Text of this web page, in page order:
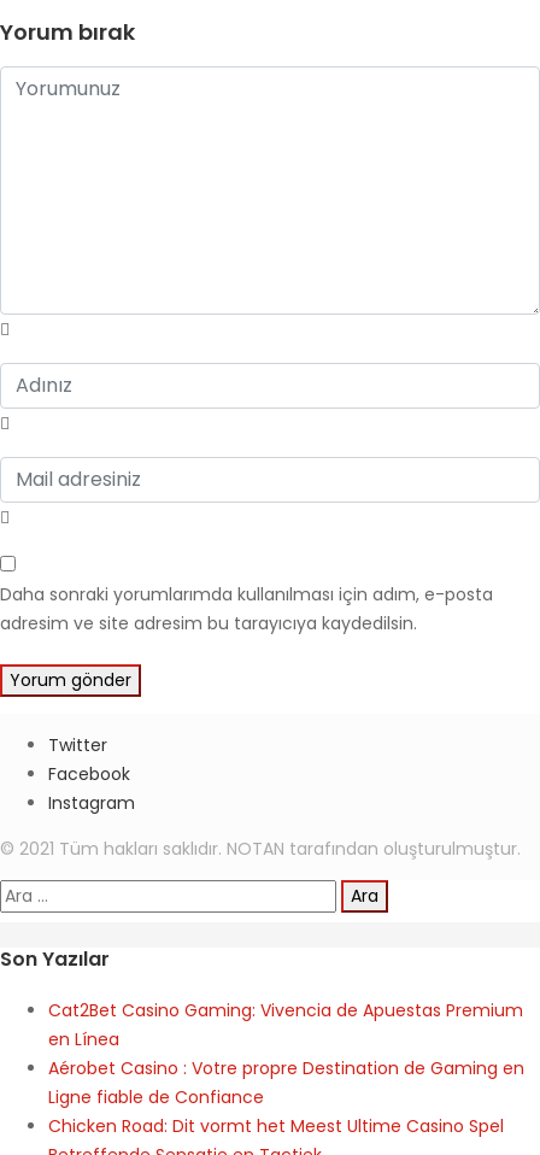
Yorum bırak
Daha sonraki yorumlarımda kullanılması için adım, e-posta
adresim ve site adresim bu tarayıcıya kaydedilsin.
Twitter
Facebook
Instagram
© 2021 Tüm hakları saklıdır. NOTAN tarafından oluşturulmuştur.
Arama:
Son Yazılar
Cat2Bet Casino Gaming: Vivencia de Apuestas Premium
en Línea
Aérobet Casino : Votre propre Destination de Gaming en
Ligne fiable de Confiance
Chicken Road: Dit vormt het Meest Ultime Casino Spel